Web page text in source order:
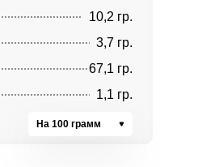
10,2 гр.
3,7 гр.
67,1 гр.
1,1 гр.
На 100 грамм